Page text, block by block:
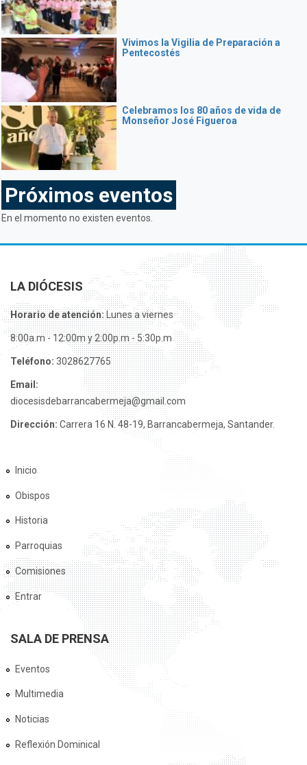
Vivimos la Vigilia de Preparación a
Pentecostés
Celebramos los 80 años de vida de
Monseñor José Figueroa
Próximos eventos
En el momento no existen eventos.
LA DIÓCESIS
Horario de atención:Lunes a viernes
8:00a.m - 12:00m y 2:00p.m - 5:30p.m
Teléfono: 3028627765
Email:
diocesisdebarrancabermeja@gmail.com
Dirección: Carrera 16 N. 48-19, Barrancabermeja, Santander.
Inicio
Obispos
Historia
Parroquias
Comisiones
Entrar
SALA DE PRENSA
Eventos
Multimedia
Noticias
Reflexión Dominical